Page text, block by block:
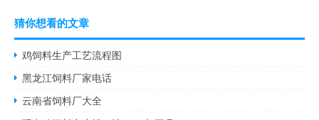
猜你想看的文章
鸡饲料生产工艺流程图
黑龙江饲料厂家电话
云南省饲料厂大全